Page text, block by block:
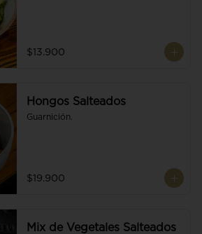
$13.900
Hongos Salteados
Guarnición.
$19.900
Mix de Vegetales Salteados